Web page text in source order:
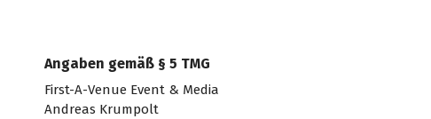
Angaben gemäß § 5 TMG
First-A-Venue Event & Media
Andreas Krumpolt